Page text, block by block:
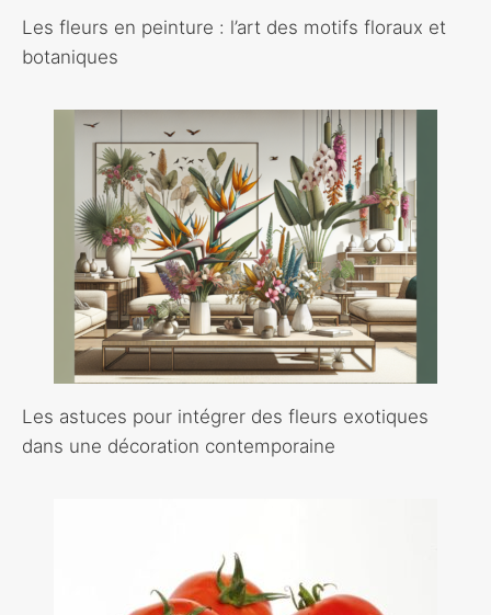
Les fleurs en peinture : l’art des motifs floraux et
botaniques
Les astuces pour intégrer des fleurs exotiques
dans une décoration contemporaine